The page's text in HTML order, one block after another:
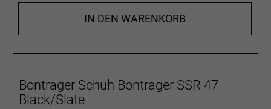
IN DEN WARENKORB
Bontrager Schuh Bontrager SSR 47
Black/Slate